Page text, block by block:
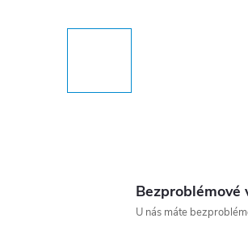
Bezproblémové
U nás máte